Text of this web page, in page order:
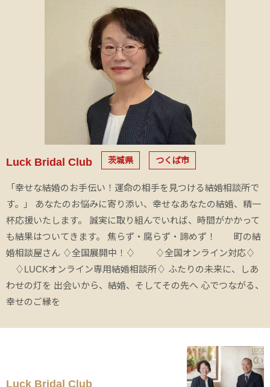
Luck Bridal Club 茨城県 つくば市
「幸せな結婚のお手伝い！運命の相手を見つける結婚相談所で
す。」 あなたのお悩みに寄り添い、幸せなあなたの結婚、精一
杯応援いたします。 誠実に取り組んでいれば、時間がかかって
も結果はついてきます。 焦らず・腐らず・諦めず！ 町の結
婚相談屋さん ♢全国展開中！♢ ♢全国オンライン対応♢
♢LUCKオンライン専用結婚相談所♢ ふたりの未来に、しあ
わせの灯を 出会いから、結婚、そしてその先へ 心でつながる、
幸せのご縁を
Luck Bridal Club